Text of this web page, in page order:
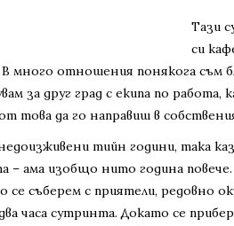
Тази
си
много отношения понякога съм
за друг град с екипа по работа,
това да го направиш в
тийн години, така
– ама изобщо нито година
се съберем с приятели, редовно
часа сутринта. Докато се